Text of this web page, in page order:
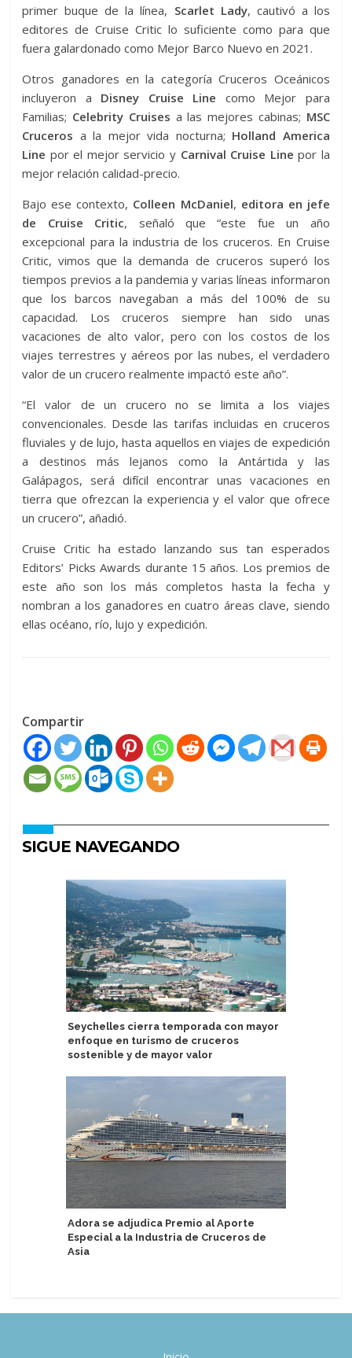
primer buque de la línea, Scarlet Lady, cautivó a los
editores de Cruise Critic lo suficiente como para que
fuera galardonado como Mejor Barco Nuevo en 2021.
Otros ganadores en la categoría Cruceros Oceánicos
incluyeron a Disney Cruise Line como Mejor para
Familias; Celebrity Cruises a las mejores cabinas; MSC
Cruceros a la mejor vida nocturna; Holland America
Line por el mejor servicio y Carnival Cruise Line por la
mejor relación calidad-precio.
Bajo ese contexto, Colleen McDaniel, editora en jefe
de Cruise Critic, señaló que “este fue un año
excepcional para la industria de los cruceros. En Cruise
Critic, vimos que la demanda de cruceros superó los
tiempos previos a la pandemia y varias líneas informaron
que los barcos navegaban a más del 100% de su
capacidad. Los cruceros siempre han sido unas
vacaciones de alto valor, pero con los costos de los
viajes terrestres y aéreos por las nubes, el verdadero
valor de un crucero realmente impactó este año”.
“El valor de un crucero no se limita a los viajes
convencionales. Desde las tarifas incluidas en cruceros
fluviales y de lujo, hasta aquellos en viajes de expedición
a destinos más lejanos como la Antártida y las
Galápagos, será difícil encontrar unas vacaciones en
tierra que ofrezcan la experiencia y el valor que ofrece
un crucero”, añadió.
Cruise Critic ha estado lanzando sus tan esperados
Editors’ Picks Awards durante 15 años. Los premios de
este año son los más completos hasta la fecha y
nombran a los ganadores en cuatro áreas clave, siendo
ellas océano, río, lujo y expedición.
Compartir
SIGUE NAVEGANDO
Seychelles cierra temporada con mayor
enfoque en turismo de cruceros
sostenible y de mayor valor
Adora se adjudica Premio al Aporte
Especial a la Industria de Cruceros de
Asia